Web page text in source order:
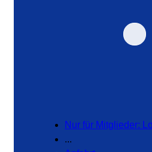
Nur für Mitglieder:
...